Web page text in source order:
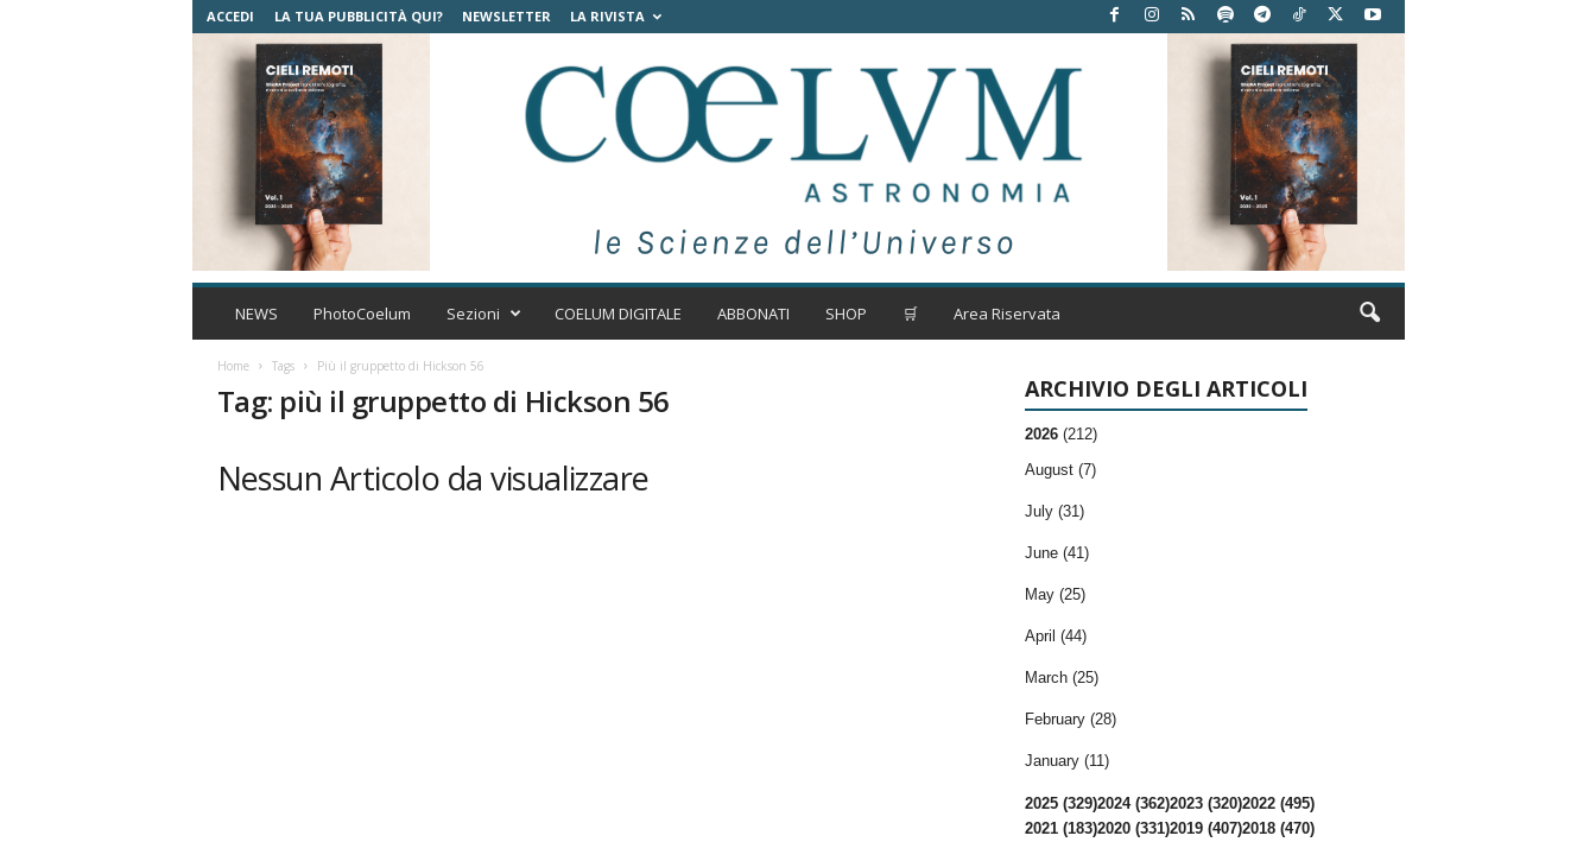
ACCEDI LA TUA PUBBLICITÀ QUI? NEWSLETTER LA RIVISTA
C
l
m
t
NEWS PhotoCoelum Sezioni COELUM DIGITALE ABBONATI SHOP 🛒 Area Riservata
Home Tags Più il gruppetto di Hickson 56
Tag: più il gruppetto di Hickson 56
Nessun Articolo da visualizzare
ARCHIVIO DEGLI ARTICOLI
2026 (212)
August (7)
July (31)
June (41)
May (25)
April (44)
March (25)
February (28)
January (11)
2025 (329)2024 (362)2023 (320)2022 (495)
2021 (183)2020 (331)2019 (407)2018 (470)